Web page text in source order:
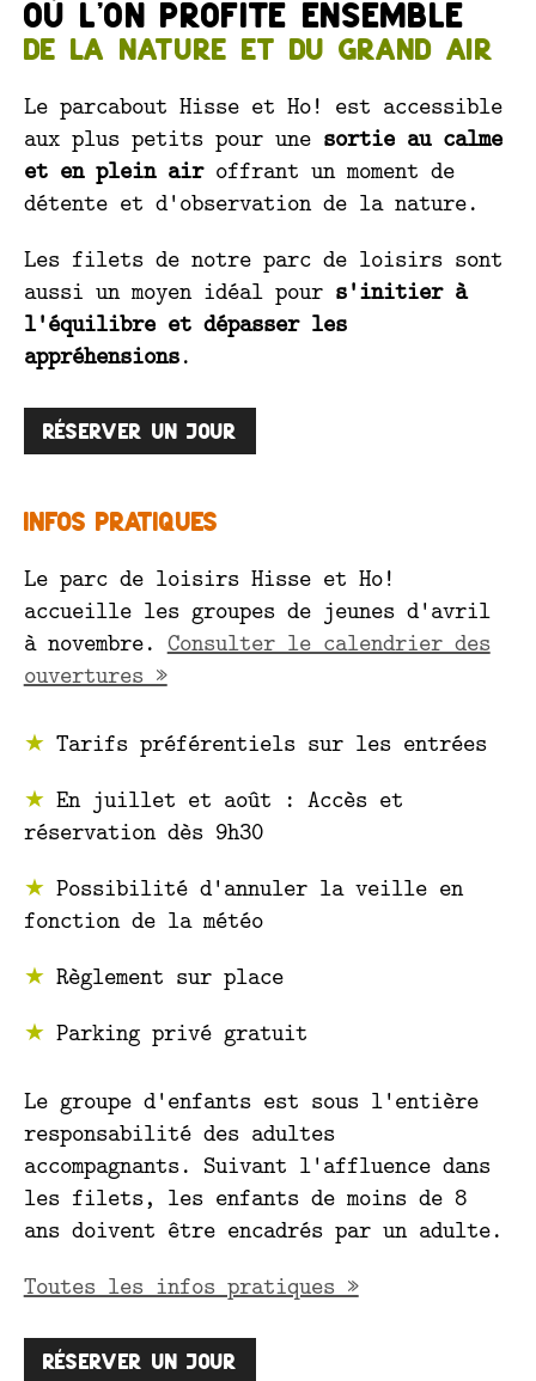
où l'on profite ensemble
de la nature et du grand air
Le parcabout Hisse et Ho! est accessible
aux plus petits pour une sortie au calme
et en plein airoffrant un moment de
détente et d'observation de la nature.
Les filets de notre parc de loisirs sont
aussi un moyen idéal pour s'initier à
l'équilibre et dépasser les
appréhensions.
Réserver un jour
Infos pratiques
Le parc de loisirs Hisse et Ho!
accueille les groupes de jeunes d'avril
à novembre. Consulter le calendrier des
ouvertures »
Tarifs préférentiels sur les entrées
En juillet et août : Accès et
réservation dès 9h30
Possibilité d'annuler la veille en
fonction de la météo
Règlement sur place
Parking privé gratuit
Le groupe d'enfants est sous l'entière
responsabilité des adultes
accompagnants. Suivant l'affluence dans
les filets, les enfants de moins de 8
ans doivent être encadrés par un adulte.
Toutes les infos pratiques »
Réserver un jour